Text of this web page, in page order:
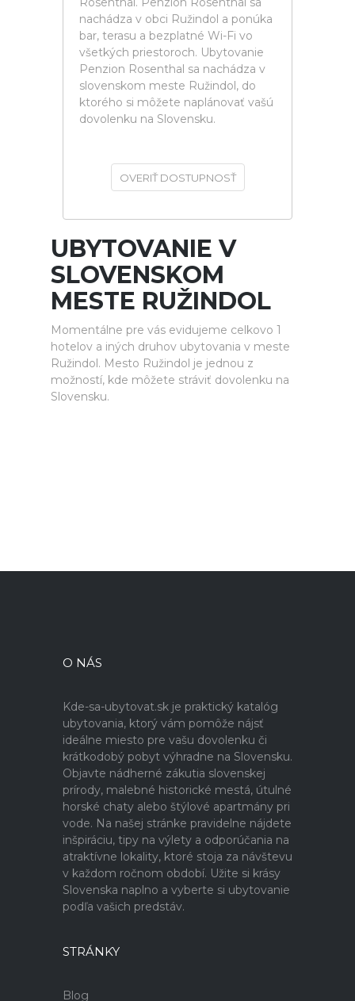
nachádza v obci Ružindol a ponúka
bar, terasu a bezplatné Wi-Fi vo
všetkých priestoroch. Ubytovanie
Penzion Rosenthal sa nachádza v
slovenskom meste Ružindol, do
ktorého si môžete naplánovať vašú
dovolenku na Slovensku.
OVERIŤ DOSTUPNOSŤ
UBYTOVANIE V
SLOVENSKOM
MESTE RUŽINDOL
Momentálne pre vás evidujeme celkovo 1
hotelov a iných druhov ubytovania v meste
Ružindol. Mesto Ružindol je jednou z
možností, kde môžete stráviť dovolenku na
Slovensku.
O NÁS
Kde-sa-ubytovat.sk je praktický katalóg
ubytovania, ktorý vám pomôže nájsť
ideálne miesto pre vašu dovolenku či
krátkodobý pobyt výhradne na Slovensku.
Objavte nádherné zákutia slovenskej
prírody, malebné historické mestá, útulné
horské chaty alebo štýlové apartmány pri
vode. Na našej stránke pravidelne nájdete
inšpiráciu, tipy na výlety a odporúčania na
atraktívne lokality, ktoré stoja za návštevu
v každom ročnom období. Užite si krásy
Slovenska naplno a vyberte si ubytovanie
podľa vašich predstáv.
STRÁNKY
Blog